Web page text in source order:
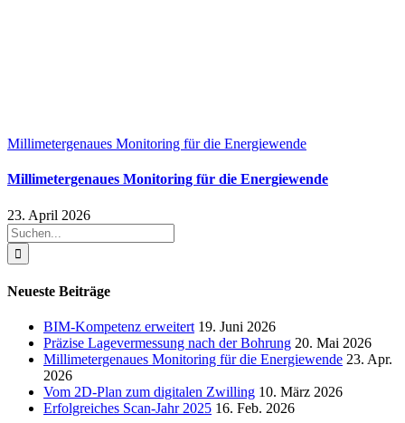
Millimetergenaues Monitoring für die Energiewende
Millimetergenaues Monitoring für die Energiewende
23. April 2026
Suche
nach:
Neueste Beiträge
BIM-Kompetenz erweitert 19. Juni 2026
Präzise Lagevermessung nach der Bohrung 20. Mai 2026
Millimetergenaues Monitoring für die Energiewende 23. Apr.
2026
Vom 2D-Plan zum digitalen Zwilling 10. März 2026
Erfolgreiches Scan-Jahr 2025 16. Feb. 2026